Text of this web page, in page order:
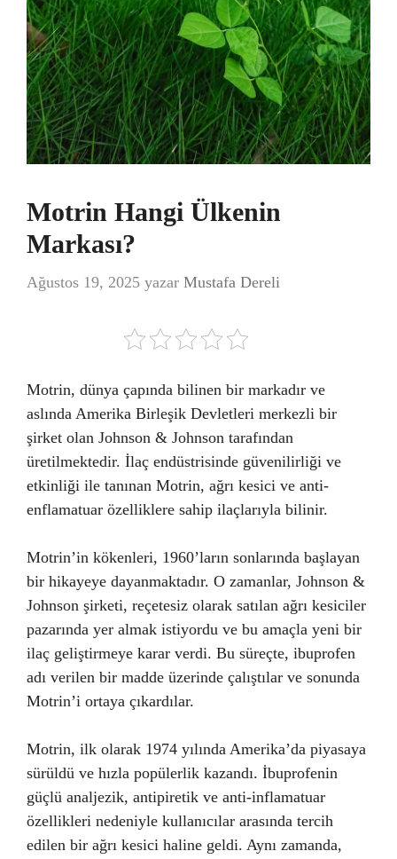
Motrin Hangi Ülkenin
Markası?
Ağustos 19, 2025 yazar Mustafa Dereli
Motrin, dünya çapında bilinen bir markadır ve
aslında Amerika Birleşik Devletleri merkezli bir
şirket olan Johnson & Johnson tarafından
üretilmektedir. İlaç endüstrisinde güvenilirliği ve
etkinliği ile tanınan Motrin, ağrı kesici ve anti-
enflamatuar özelliklere sahip ilaçlarıyla bilinir.
Motrin’in kökenleri, 1960’ların sonlarında başlayan
bir hikayeye dayanmaktadır. O zamanlar, Johnson &
Johnson şirketi, reçetesiz olarak satılan ağrı kesiciler
pazarında yer almak istiyordu ve bu amaçla yeni bir
ilaç geliştirmeye karar verdi. Bu süreçte, ibuprofen
adı verilen bir madde üzerinde çalıştılar ve sonunda
Motrin’i ortaya çıkardılar.
Motrin, ilk olarak 1974 yılında Amerika’da piyasaya
sürüldü ve hızla popülerlik kazandı. İbuprofenin
güçlü analjezik, antipiretik ve anti-inflamatuar
özellikleri nedeniyle kullanıcılar arasında tercih
edilen bir ağrı kesici haline geldi. Aynı zamanda,